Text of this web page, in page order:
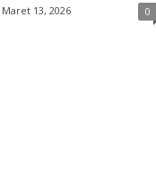
Maret 13, 2026 0